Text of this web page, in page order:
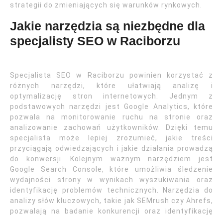
strategii do zmieniających się warunków rynkowych.
Jakie narzędzia są niezbędne dla
specjalisty SEO w Raciborzu
Specjalista SEO w Raciborzu powinien korzystać z
różnych narzędzi, które ułatwiają analizę i
optymalizację stron internetowych. Jednym z
podstawowych narzędzi jest Google Analytics, które
pozwala na monitorowanie ruchu na stronie oraz
analizowanie zachowań użytkowników. Dzięki temu
specjalista może lepiej zrozumieć, jakie treści
przyciągają odwiedzających i jakie działania prowadzą
do konwersji. Kolejnym ważnym narzędziem jest
Google Search Console, które umożliwia śledzenie
wydajności strony w wynikach wyszukiwania oraz
identyfikację problemów technicznych. Narzędzia do
analizy słów kluczowych, takie jak SEMrush czy Ahrefs,
pozwalają na badanie konkurencji oraz identyfikację